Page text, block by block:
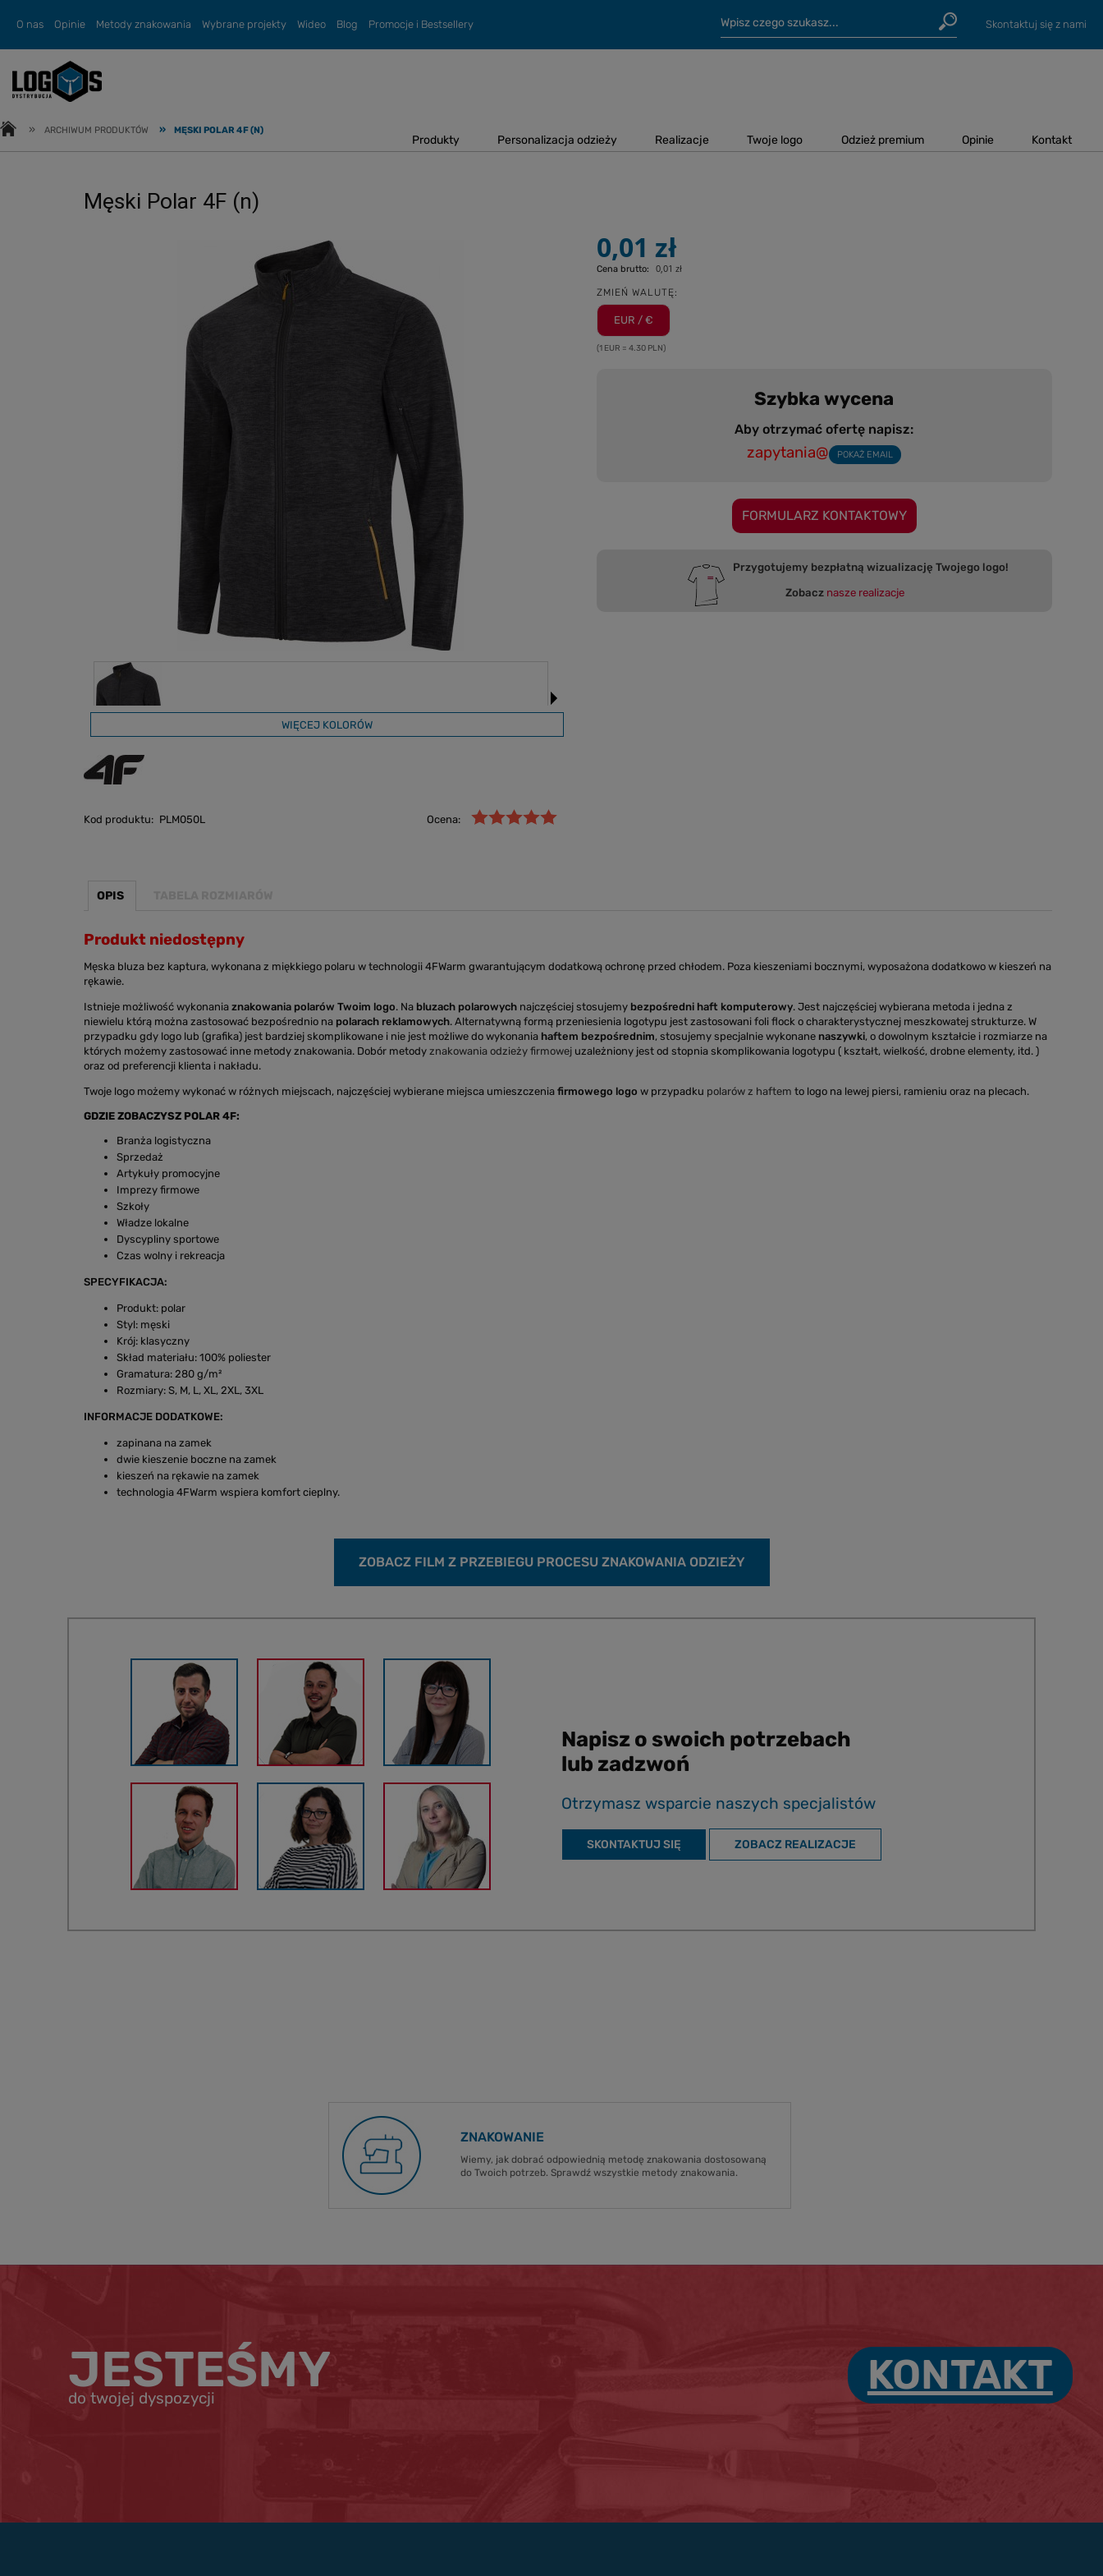
O nas Opinie Metody znakowania Wybrane projekty Wideo Blog Promocje i Bestsellery Skontaktuj się z nami
Produkty Personalizacja odzieży Realizacje Twoje logo Odzież premium Opinie Kontakt
» ARCHIWUM PRODUKTÓW » MĘSKI POLAR 4F (N)
Męski Polar 4F (n)
WIĘCEJ KOLORÓW
Kod produktu: PLM050L Ocena:
0,01 zł
Cena brutto: 0,01 zł
ZMIEŃ WALUTĘ:
EUR / €
(1 EUR = 4.30 PLN)
Szybka wycena
Aby otrzymać ofertę napisz:
zapytania@ POKAŻ EMAIL
FORMULARZ KONTAKTOWY
Przygotujemy bezpłatną wizualizację Twojego logo!
Zobacz nasze realizacje
OPIS
Produkt niedostępny
Męska bluza bez kaptura, wykonana z miękkiego polaru w technologii 4FWarm gwarantującym dodatkową ochronę przed chłodem. Poza kieszeniami bocznymi, wyposażona dodatkowo w kieszeń na
rękawie.
Istnieje możliwość wykonania znakowania polarów Twoim logo. Na bluzach polarowych najczęściej stosujemy bezpośredni haft komputerowy. Jest najczęściej wybierana metoda i jedna z
niewielu którą można zastosować bezpośrednio na polarach reklamowych. Alternatywną formą przeniesienia logotypu jest zastosowani foli flock o charakterystycznej meszkowatej strukturze. W
przypadku gdy logo lub (grafika) jest bardziej skomplikowane i nie jest możliwe do wykonania haftem bezpośrednim, stosujemy specjalnie wykonane naszywki, o dowolnym kształcie i rozmiarze na
których możemy zastosować inne metody znakowania. Dobór metody znakowania odzieży firmowej uzależniony jest od stopnia skomplikowania logotypu ( kształt, wielkość, drobne elementy, itd. )
oraz od preferencji klienta i nakładu.
Twoje logo możemy wykonać w różnych miejscach, najczęściej wybierane miejsca umieszczenia firmowego logo w przypadku polarów z haftem to logo na lewej piersi, ramieniu oraz na plecach.
GDZIE ZOBACZYSZ POLAR 4F:
Branża logistyczna
Sprzedaż
Artykuły promocyjne
Imprezy firmowe
Szkoły
Władze lokalne
Dyscypliny sportowe
Czas wolny i rekreacja
SPECYFIKACJA:
Produkt: polar
Styl: męski
Krój: klasyczny
Skład materiału: 100% poliester
Gramatura: 280 g/m²
Rozmiary: S, M, L, XL, 2XL, 3XL
INFORMACJE DODATKOWE:
zapinana na zamek
dwie kieszenie boczne na zamek
kieszeń na rękawie na zamek
technologia 4FWarm wspiera komfort cieplny.
ZOBACZ FILM Z PRZEBIEGU PROCESU ZNAKOWANIA ODZIEŻY
Napisz o swoich potrzebach
lub zadzwoń
Otrzymasz wsparcie naszych specjalistów
SKONTAKTUJ SIĘ ZOBACZ REALIZACJE
ZNAKOWANIE
Wiemy, jak dobrać odpowiednią metodę znakowania dostosowaną
do Twoich potrzeb. Sprawdź wszystkie metody znakowania.
JESTEŚMY
do twojej dyspozycji KONTAKT